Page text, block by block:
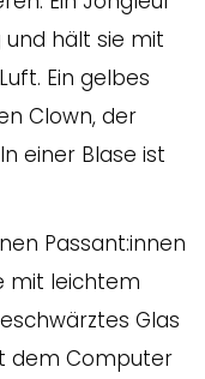
und hält sie mit
Ein gelbes
Clown, der
einer Blase ist
Passant:innen
mit leichtem
Glas
dem Computer